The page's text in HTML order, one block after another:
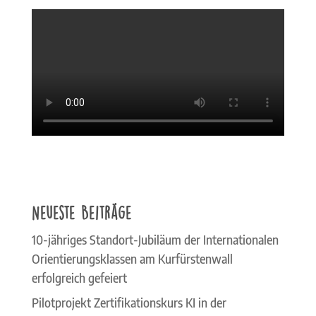
Neueste Beiträge
10-jähriges Standort-Jubiläum der Internationalen
Orientierungsklassen am Kurfürstenwall
erfolgreich gefeiert
Pilotprojekt Zertifikationskurs KI in der